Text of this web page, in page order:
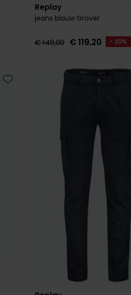
Replay
jeans blauw Grover
€ 149,00 € 119,20 - 20%
Toevoegen aan favorieten